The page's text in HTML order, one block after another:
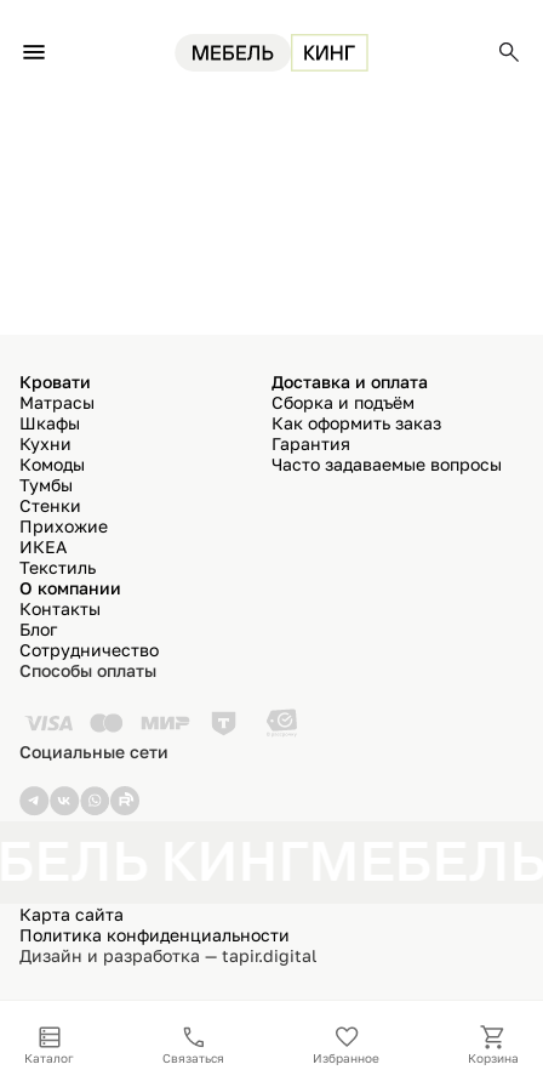
Кровати
Матрасы
Шкафы
Кухни
Комоды
Тумбы
Стенки
Прихожие
ИКЕА
Текстиль
Доставка и оплата
Сборка и подъём
Как оформить заказ
Гарантия
Часто задаваемые вопросы
О компании
Контакты
Блог
Сотрудничество
Способы оплаты
Социальные сети
Карта сайта
Политика конфиденциальности
Дизайн и разработка — tapir.digital
Каталог Связаться Избранное Корзина